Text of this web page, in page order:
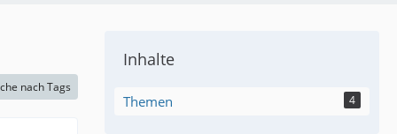
nach Tags
Inhalte
Themen 4